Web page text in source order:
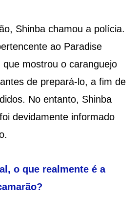
Shinba chamou a polícia.
ao Paradise
mostrou o caranguejo
de prepará-lo, a fim de
No entanto, Shinba
devidamente informado
o que realmente é a